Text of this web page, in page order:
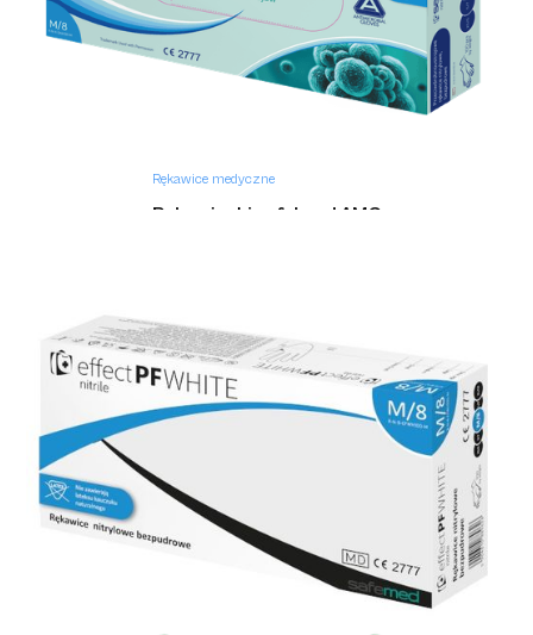
Rękawice medyczne
Rękawiczki safehand AMG